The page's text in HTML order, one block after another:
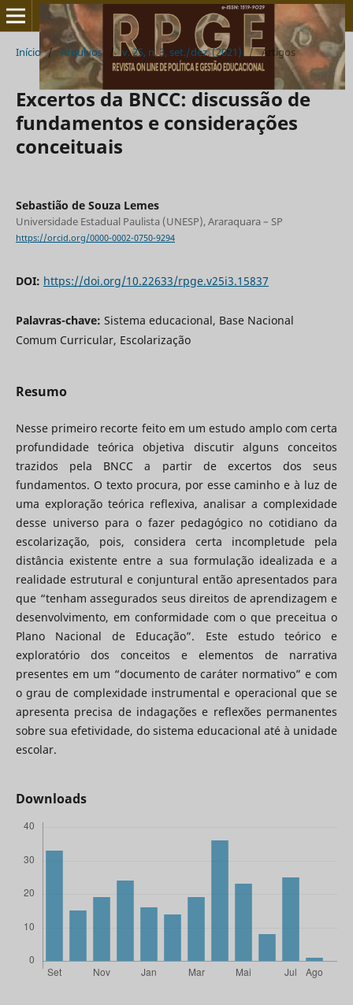
Início / Arquivos / v. 25, n. 3, set./dez. (2021) / Artigos
Excertos da BNCC: discussão de
fundamentos e considerações
conceituais
Sebastião de Souza Lemes
Universidade Estadual Paulista (UNESP), Araraquara – SP
https://orcid.org/0000-0002-0750-9294
DOI: https://doi.org/10.22633/rpge.v25i3.15837
Palavras-chave: Sistema educacional, Base Nacional
Comum Curricular, Escolarização
Resumo
Nesse primeiro recorte feito em um estudo amplo com certa
profundidade teórica objetiva discutir alguns conceitos
trazidos pela BNCC a partir de excertos dos seus
fundamentos. O texto procura, por esse caminho e à luz de
uma exploração teórica reflexiva, analisar a complexidade
desse universo para o fazer pedagógico no cotidiano da
escolarização, pois, considera certa incompletude pela
distância existente entre a sua formulação idealizada e a
realidade estrutural e conjuntural então apresentados para
que “tenham assegurados seus direitos de aprendizagem e
desenvolvimento, em conformidade com o que preceitua o
Plano Nacional de Educação”. Este estudo teórico e
exploratório dos conceitos e elementos de narrativa
presentes em um “documento de caráter normativo” e com
o grau de complexidade instrumental e operacional que se
apresenta precisa de indagações e reflexões permanentes
sobre sua efetividade, do sistema educacional até à unidade
escolar.
Downloads